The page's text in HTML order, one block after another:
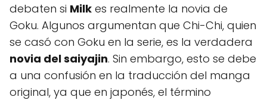
debaten si Milk es realmente la novia de
Goku. Algunos argumentan que Chi-Chi, quien
se casó con Goku en la serie, es la verdadera
novia del saiyajin. Sin embargo, esto se debe
a una confusión en la traducción del manga
original, ya que en japonés, el término